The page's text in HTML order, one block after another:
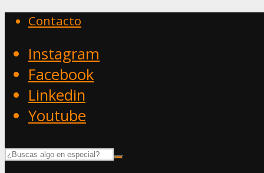
Contacto
Instagram
Facebook
Linkedin
Youtube